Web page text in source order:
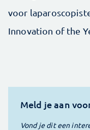
voor
Innovation of the
Meld je aan
Vond je dit een